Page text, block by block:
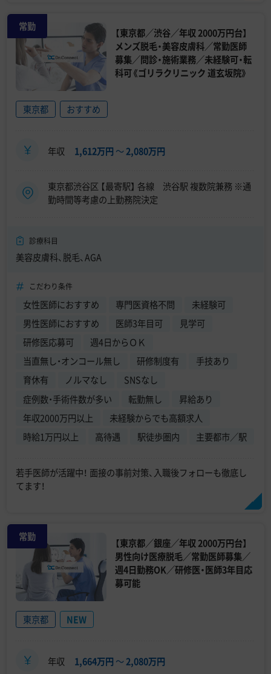
常勤
【東京都／渋谷／年収 2000万円台】
メンズ脱毛・美容皮膚科／常勤医師
募集／問診・施術業務／未経験可・転
科可《ゴリラクリニック 道玄坂院》
東京都 おすすめ
年収 1,612万円 〜2,080万円
東京都渋谷区 【最寄駅】 各線 渋谷駅 複数院兼務 ※通
勤時間等考慮の上勤務院決定
診療科目
美容皮膚科、脱毛、AGA
こだわり条件
女性医師におすすめ 専門医資格不問
未経験可
男性医師におすすめ
医師3年目可
見学可
研修医応募可
週4日からＯＫ
当直無し・オンコール無し
研修制度有
手技あり
育休有
ノルマなし
SNSなし
症例数・手術件数が多い
転勤無し
昇給あり
年収2000万円以上
未経験からでも高額求人
時給1万円以上
高待遇 駅徒歩圏内 主要都市／駅
若手医師が活躍中！ 面接の事前対策、入職後フォローも徹底し
てます！
常勤
【東京都／銀座／年収 2000万円台】
男性向け医療脱毛／常勤医師募集／
週4日勤務OK／研修医・医師3年目応
募可能
東京都 NEW
年収 1,664万円 〜2,080万円